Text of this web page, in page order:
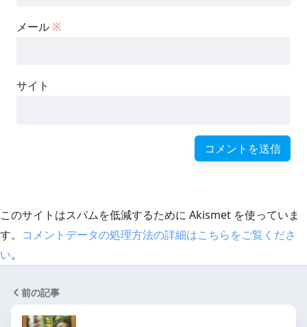
メール ※
サイト
このサイトはスパムを低減するために Akismet を使っていま
す。 コメントデータの処理方法の詳細はこちらをご覧くださ
い。
前の記事